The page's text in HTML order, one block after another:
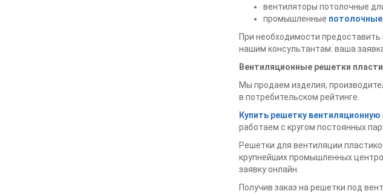
вентиляторы потолочные
промышленные
При необходимости
нашим консультантам: ваша
Вентиляционные решетки
Мы продаем изделия,
в потребительском рейтинге.
Купить решетку вентиляционную
работаем с кругом постоянных
Решетки для вентиляции
крупнейших промышленных
заявку онлайн.
Получив заказ на решетки под